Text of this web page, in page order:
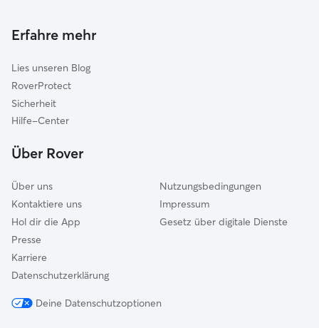
Emmendingen
Furtwangen im Schwarzwald
Hexental
Elzach
Schallstadt
Gassi-Service in St. Peter
Erfahre mehr
Lies unseren Blog
RoverProtect
Sicherheit
Hilfe-Center
Über Rover
Über uns
Kontaktiere uns
Hol dir die App
Presse
Karriere
Datenschutzerklärung
Nutzungsbedingungen
Impressum
Gesetz über digitale Dienste
Deine Datenschutzoptionen